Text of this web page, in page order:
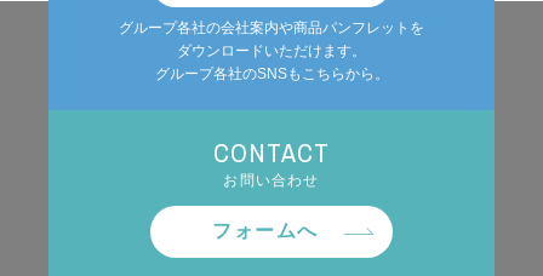
グループ各社の会社案内や商品パンフレットを
ダウンロードいただけます。
グループ各社のSNSもこちらから。
CONTACT
お問い合わせ
フォームへ